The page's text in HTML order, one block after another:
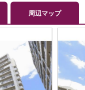
周辺マップ